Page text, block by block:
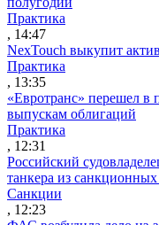
Практика
, 14:47
NexTouch выкупит
Практика
, 13:35
«Евротранс» перешел в
выпускам облигаций
Практика
, 12:31
Российский
танкера из санкционных
Санкции
, 12:23